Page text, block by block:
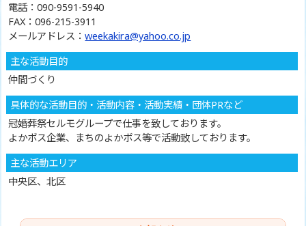
電話：090-9591-5940
FAX：096-215-3911
メールアドレス：weekakira@yahoo.co.jp
主な活動目的
仲間づくり
具体的な活動目的・活動内容・活動実績・団体PRなど
冠婚葬祭セルモグループで仕事を致しております。
よかボス企業、まちのよかボス等で活動致しております。
主な活動エリア
中央区、北区